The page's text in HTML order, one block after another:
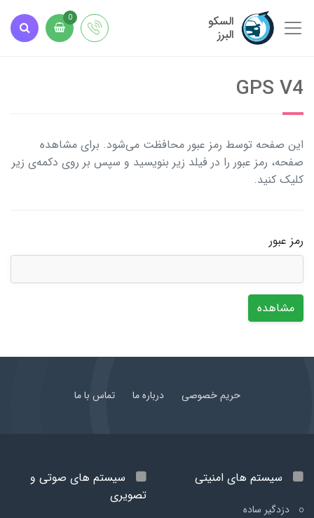
السکو
البرز
0
GPS V4
این صفحه توسط رمز عبور محافظت می‌شود. برای مشاهده
صفحه، رمز عبور را در فیلد زیر بنویسید و سپس بر روی دکمه‌ی زیر
کلیک کنید.
رمز عبور
مشاهده
حریم خصوصی درباره ما تماس با ما
سیستم های امنیتی
دزدگیر ساده
سیستم های صوتی و
تصویری